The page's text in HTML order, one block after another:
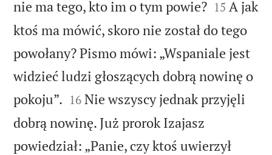
nie ma tego, kto im o tym powie?
15 A jak
ktoś ma mówić, skoro nie został do tego
powołany? Pismo mówi: „Wspaniale jest
widzieć ludzi głoszących dobrą nowinę o
pokoju”. 

16 Nie wszyscy jednak przyjęli
dobrą nowinę. Już prorok Izajasz
powiedział: „Panie, czy ktoś uwierzył